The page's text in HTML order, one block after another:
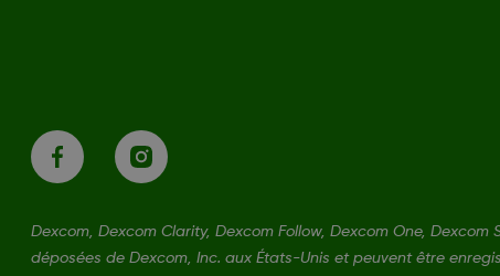
Dexcom, Dexcom Clarity, Dexcom Follow, Dexcom One, Dexcom
déposées de Dexcom, Inc. aux États-Unis et peuvent être